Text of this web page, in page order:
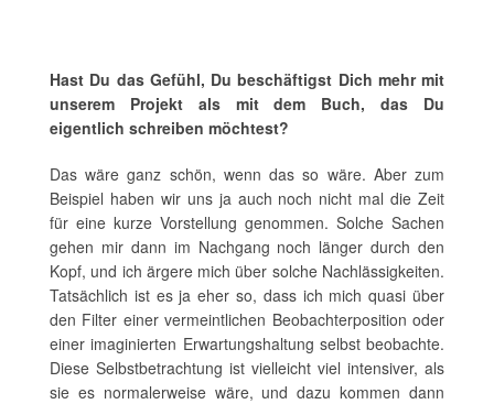
Hast Du das Gefühl, Du beschäftigst Dich mehr mit
unserem Projekt als mit dem Buch, das Du
eigentlich schreiben möchtest?
Das wäre ganz schön, wenn das so wäre. Aber zum
Beispiel haben wir uns ja auch noch nicht mal die Zeit
für eine kurze Vorstellung genommen. Solche Sachen
gehen mir dann im Nachgang noch länger durch den
Kopf, und ich ärgere mich über solche Nachlässigkeiten.
Tatsächlich ist es ja eher so, dass ich mich quasi über
den Filter einer vermeintlichen Beobachterposition oder
einer imaginierten Erwartungshaltung selbst beobachte.
Diese Selbstbetrachtung ist vielleicht viel intensiver, als
sie es normalerweise wäre, und dazu kommen dann